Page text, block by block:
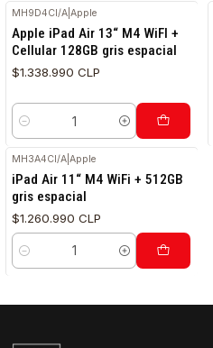
MH9D4CI/A |Apple
Apple iPad Air 13“ M4 WiFI +
Cellular 128GB gris espacial
$1.338.990 CLP
Cantidad
MH3A4CI/A |Apple
iPad Air 11“ M4 WiFi + 512GB
gris espacial
$1.260.990 CLP
Cantidad